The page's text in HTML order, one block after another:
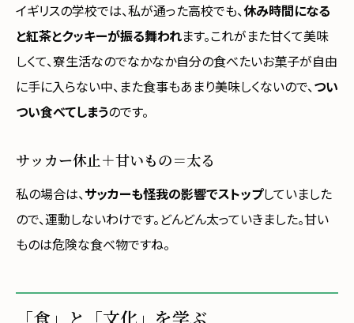
イギリスの学校では、私が通った高校でも、休み時間になる
と紅茶とクッキーが振る舞われます。これがまた甘くて美味
しくて、寮生活なのでなかなか自分の食べたいお菓子が自由
に手に入らない中、また食事もあまり美味しくないので、つい
つい食べてしまうのです。
サッカー休止＋甘いもの＝太る
私の場合は、サッカーも怪我の影響でストップしていました
ので、運動しないわけです。どんどん太っていきました。甘い
ものは危険な食べ物ですね。
「食」と「文化」を学ぶ